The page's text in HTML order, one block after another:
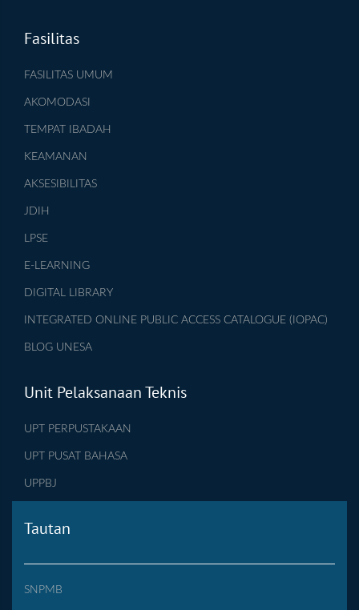
Fasilitas
FASILITAS UMUM
AKOMODASI
TEMPAT IBADAH
KEAMANAN
AKSESIBILITAS
JDIH
LPSE
E-LEARNING
DIGITAL LIBRARY
INTEGRATED ONLINE PUBLIC ACCESS CATALOGUE (IOPAC)
BLOG UNESA
Unit Pelaksanaan Teknis
UPT PERPUSTAKAAN
UPT PUSAT BAHASA
UPPBJ
Tautan
SNPMB